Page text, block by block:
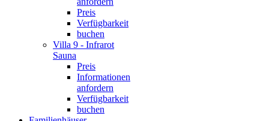
Preis
Verfügbarkeit
buchen
Villa 9 - Infrarot
Sauna
Preis
Informationen
anfordern
Verfügbarkeit
buchen